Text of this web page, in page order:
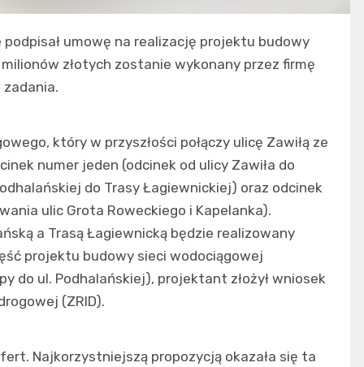
podpisał umowę na realizację projektu budowy
milionów złotych zostanie wykonany przez firmę
zadania.
który w przyszłości połączy ulicę Zawiłą ze
numer jeden (odcinek od ulicy Zawiła do
do Trasy Łagiewnickiej) oraz odcinek
ulic Grota Roweckiego i Kapelanka).
a Trasą Łagiewnicką będzie realizowany
projektu budowy sieci wodociągowej
do ul. Podhalańskiej), projektant złożył wniosek
(ZRID).
Najkorzystniejszą propozycją okazała się ta